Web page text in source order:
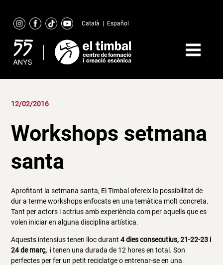
content
Català Español
12/02/2016
Workshops setmana
santa
Aprofitant la setmana santa, El Timbal ofereix la possibilitat de
dur a terme workshops enfocats en una temàtica molt concreta.
Tant per actors i actrius amb experiència com per aquells que es
volen iniciar en alguna disciplina artística.
Aquests intensius tenen lloc durant4 dies consecutius, 21-22-23 i
24 de març, i tenen una durada de 12 hores en total. Son
perfectes per fer un petit reciclatge o entrenar-se en una